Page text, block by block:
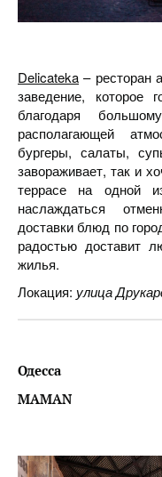
Delicateka – ресторан
заведение, которое
благодаря
располагающей
бургеры, салаты,
завораживает, так и
террасе на одной
наслаждаться
доставки блюд по
радостью доставит
жилья.
Локация: улица
Одесса
MAMAN